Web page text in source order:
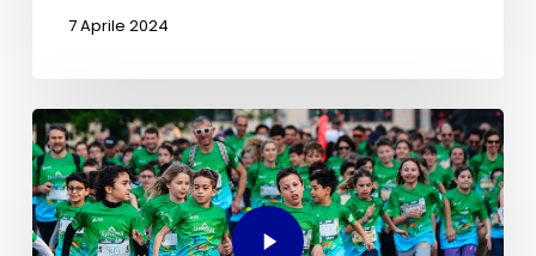
7 Aprile 2024